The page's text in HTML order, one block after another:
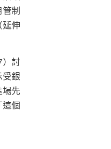
制
延伸
）討
受銀
場先
個